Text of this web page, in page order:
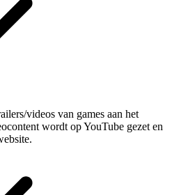
videos van games aan het
wordt op YouTube gezet en